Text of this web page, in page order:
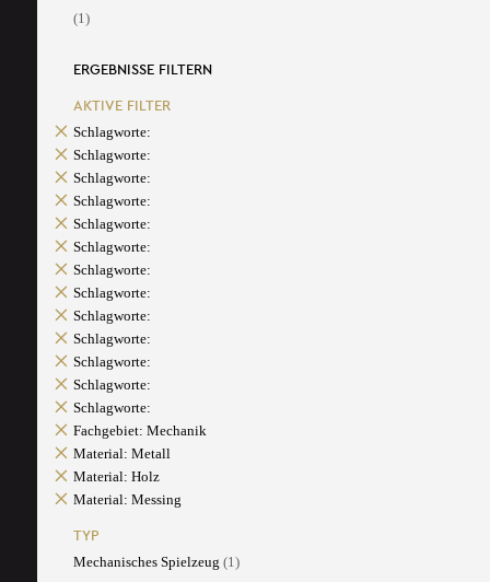
(1)
ERGEBNISSE FILTERN
AKTIVE FILTER
Schlagworte:
Schlagworte:
Schlagworte:
Schlagworte:
Schlagworte:
Schlagworte:
Schlagworte:
Schlagworte:
Schlagworte:
Schlagworte:
Schlagworte:
Schlagworte:
Schlagworte:
Fachgebiet: Mechanik
Material: Metall
Material: Holz
Material: Messing
TYP
Mechanisches Spielzeug (1)